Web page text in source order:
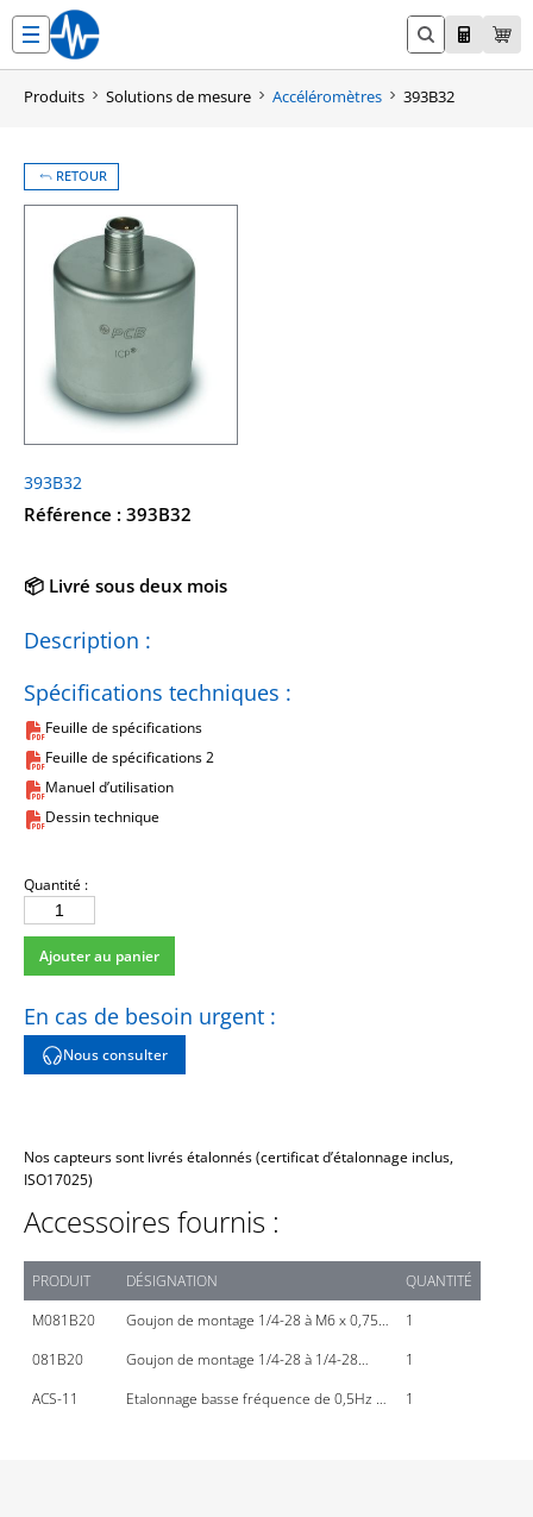
contenu
Produits Solutions de mesure Accéléromètres 393B32
RETOUR
393B32
Référence : 393B32
📦 Livré sous deux mois
Spécifications techniques :
Feuille de spécifications
Feuille de spécifications 2
Manuel d’utilisation
Dessin technique
Description :
Quantité :
quantité
de
393B32
Ajouter au panier
En cas de besoin urgent :
Nous consulter
Nos capteurs sont livrés étalonnés (certificat d’étalonnage inclus,
ISO17025)
Accessoires fournis :
PRODUIT DÉSIGNATION
QUANTITÉ
M081B20
Goujon de montage 1/4-28 à M6 x 0,75…
1
081B20
Goujon de montage 1/4-28 à 1/4-28…
1
ACS-11
Etalonnage basse fréquence de 0,5Hz … 1